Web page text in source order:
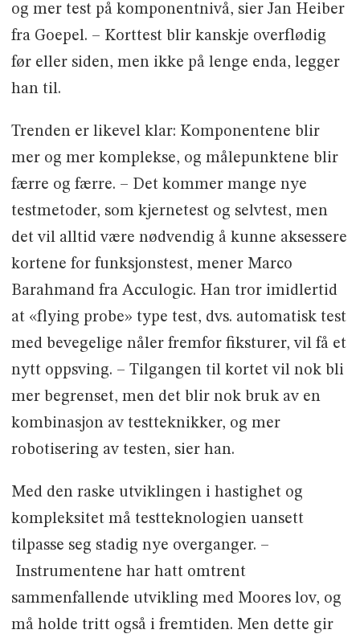
og mer test på komponentnivå, sier Jan Heiber
fra Goepel. – Korttest blir kanskje overflødig
før eller siden, men ikke på lenge enda, legger
han til.
Trenden er likevel klar: Komponentene blir
mer og mer komplekse, og målepunktene blir
færre og færre. – Det kommer mange nye
testmetoder, som kjernetest og selvtest, men
det vil alltid være nødvendig å kunne aksessere
kortene for funksjonstest, mener Marco
Barahmand fra Acculogic. Han tror imidlertid
at «flying probe» type test, dvs. automatisk test
med bevegelige nåler fremfor fiksturer, vil få et
nytt oppsving. – Tilgangen til kortet vil nok bli
mer begrenset, men det blir nok bruk av en
kombinasjon av testteknikker, og mer
robotisering av testen, sier han.
Med den raske utviklingen i hastighet og
kompleksitet må testteknologien uansett
tilpasse seg stadig nye overganger. –
Instrumentene har hatt omtrent
sammenfallende utvikling med Moores lov, og
må holde tritt også i fremtiden. Men dette gir